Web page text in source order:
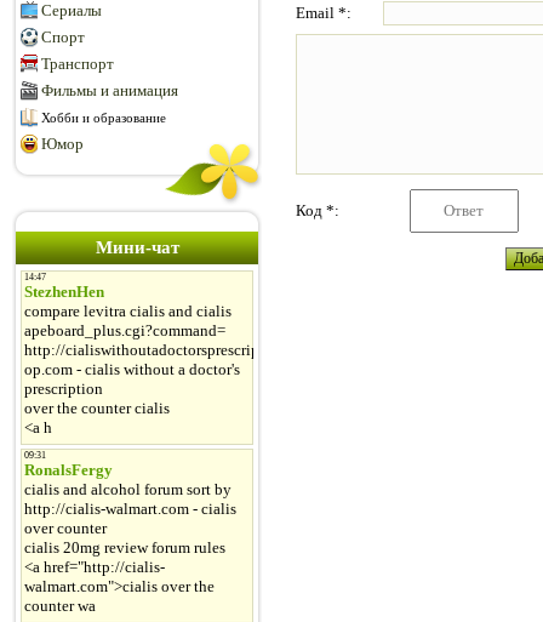
Сериалы
Спорт
Транспорт
Фильмы и анимация
Хобби и образование
Юмор
Мини-чат
Email *:
Код *: